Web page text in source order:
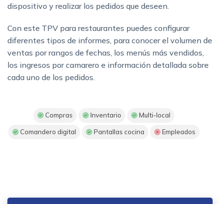
dispositivo y realizar los pedidos que deseen.
Con este TPV para restaurantes puedes configurar
diferentes tipos de informes, para conocer el volumen de
ventas por rangos de fechas, los menús más vendidos,
los ingresos por camarero e información detallada sobre
cada uno de los pedidos.
Compras Inventario Multi-local
Comandero digital Pantallas cocina Empleados